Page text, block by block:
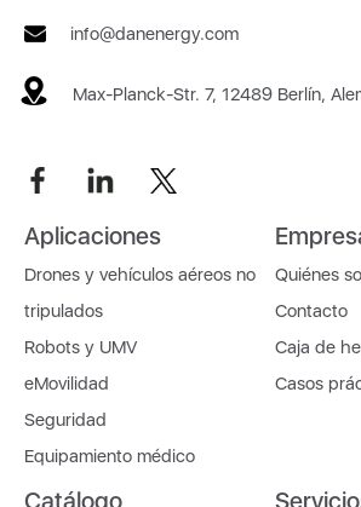
info@danenergy.com
Max-Planck-Str. 7, 12489 Berlín,
Aplicaciones
Drones y vehículos aéreos no
tripulados
Robots y UMV
eMovilidad
Seguridad
Equipamiento médico
Quiénes
Contacto
Caja de
Casos
Catálogo